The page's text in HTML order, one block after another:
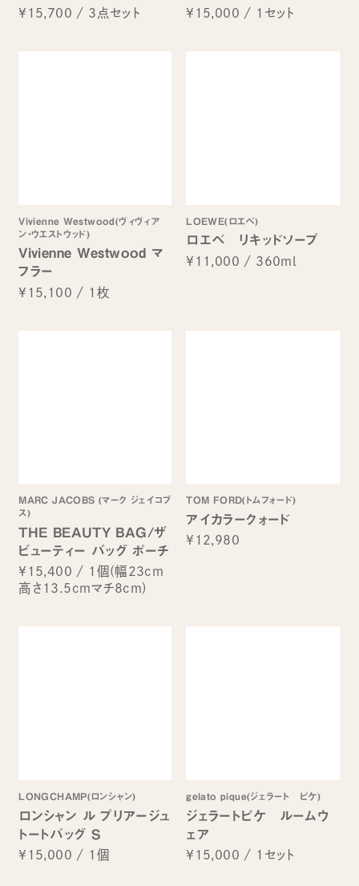
¥15,700 / 3点セット ¥15,000 / 1セット
Vivienne Westwood(ヴィヴィア
ン・ウエストウッド)
Vivienne Westwood マ
フラー
¥15,100 / 1枚
LOEWE(ロエベ)
ロエベ リキッドソープ
¥11,000 / 360ml
MARC JACOBS (マーク ジェイコブ
ス)
THE BEAUTY BAG/ザ
ビューティー バッグ ポーチ
¥15,400 / 1個(幅23cm
高さ13.5cmマチ8cm)
TOM FORD(トムフォード)
アイカラークォード
¥12,980
LONGCHAMP(ロンシャン)
ロンシャン ル プリアージュ
トートバッグ S
¥15,000 / 1個
gelato pique(ジェラート ピケ)
ジェラートピケ ルームウ
ェア
¥15,000 / 1セット